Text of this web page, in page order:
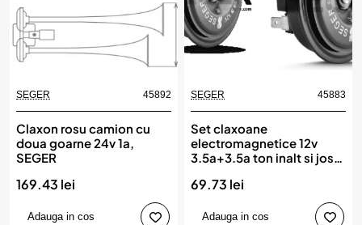
SEGER 45892
Claxon rosu camion cu
doua goarne 24v 1a,
SEGER
169.43 lei
Adauga in cos
SEGER 45883
Set claxoane
electromagnetice 12v
3.5a+3.5a ton inalt si jos,
69.73 lei
Adauga in cos